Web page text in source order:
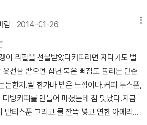
그대로 웃으면서 “응, 새랑 구름이랑 꽃을 보
니는 다 여기 있어. 난 새랑 구름이랑 꽃을
먼저 가서 놀아.” 하고 말했다. 이런 일이 두
가 나한테 신주머니를 떠넘기는 짓을 더는 안
다른 동무한테 신주머니를 떠넘기는 짓도 그
동무가 있으면 조용히 다가가서 나누어 들
, 그러지 마. 내가 다 들게. 나 혼자 들 수 있
잖아? 종이 하나도 나누어 들면 낫다고. 우리
는 청소년소설이다. 이 책은 너무너무 관심
결일까? 완결이라고 안 적혀 있는 걸 보니
은 꼭!!!! 꼭!!!! 봐야징~
지 공포박물관이 땡기네... 예전부터 보고싶었
두고 나중에~ 오늘
진통제 한알 먹고 좀 누웠다가 보고 있는 책
리즈들이 많아요. 완결된 이야기도 있고, 아
있는데, '찰리본'시리즈는 완결이라 읽었어
어판이 섞인듯하지만 나름 재미있었습니다.
미있게 읽으줄 아이에게 선물했어요. 솔직
이 되는건 아닐까 걱정했지만, 다행이도 제
좋아해서 아이도 재미있게 읽는다네요. ^^ 조
없이 선물해줄텐데... 남자아이라서 그냥 제
. 그런데 조카가 이 책을 보더니 너무 좋아해
넘어갔어요. ^^참 멋진 팝업북이예요. 뉴베리
람 2014-01-26
이 리필을 선물받았다커피라면 자다가도 벌
선물 받으면 십년 묵은 삐짐도 풀리는 단순
든한지.쌀 한가마 받은 느낌이다.커피 두스푼,
다방커피를 만들어 마셨는데 참 맛났다.지금
반티스푼 그리고 물 잔뜩 넣고 연한 아메리카